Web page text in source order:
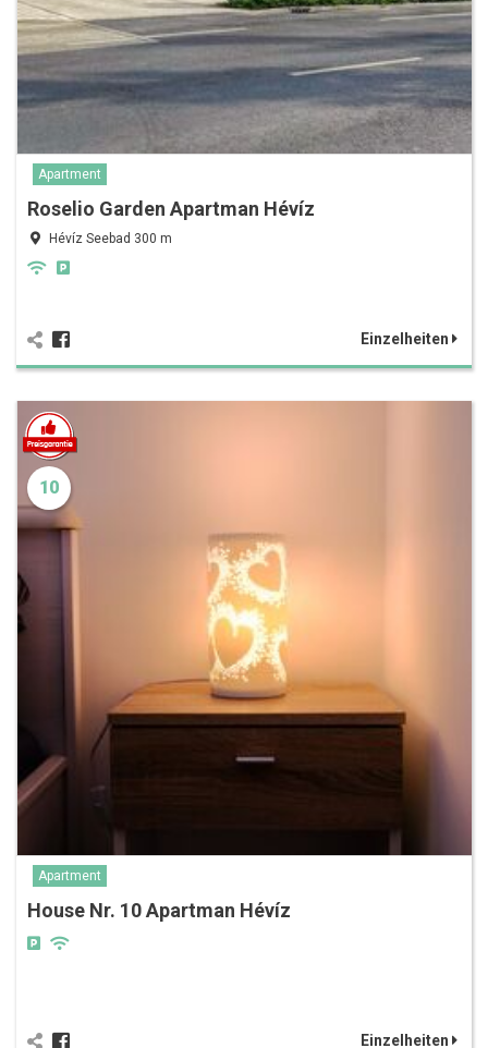
Apartment
Roselio Garden Apartman Hévíz
Hévíz Seebad 300 m
Einzelheiten
10
Apartment
House Nr. 10 Apartman Hévíz
Einzelheiten